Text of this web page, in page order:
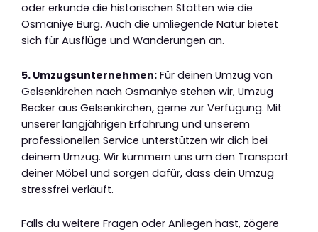
oder erkunde die historischen Stätten wie die
Osmaniye Burg. Auch die umliegende Natur bietet
sich für Ausflüge und Wanderungen an.
5. Umzugsunternehmen: Für deinen Umzug von
Gelsenkirchen nach Osmaniye stehen wir, Umzug
Becker aus Gelsenkirchen, gerne zur Verfügung. Mit
unserer langjährigen Erfahrung und unserem
professionellen Service unterstützen wir dich bei
deinem Umzug. Wir kümmern uns um den Transport
deiner Möbel und sorgen dafür, dass dein Umzug
stressfrei verläuft.
Falls du weitere Fragen oder Anliegen hast, zögere